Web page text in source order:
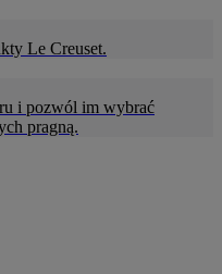
Le Creuset.
i pozwól im wybrać
pragną.